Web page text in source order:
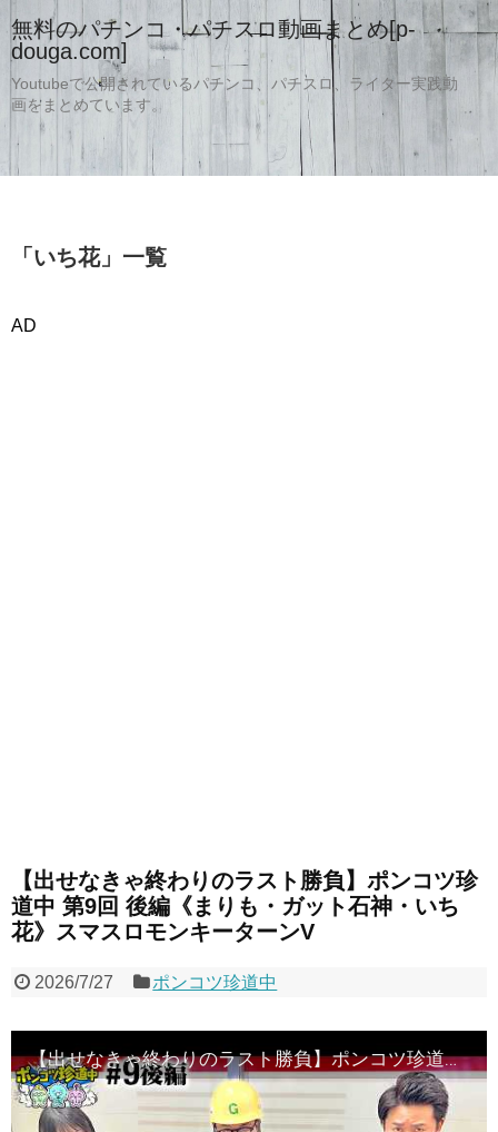
無料のパチンコ・パチスロ動画まとめ[p-
douga.com]
Youtubeで公開されているパチンコ、パチスロ、ライター実践動
画をまとめています。
「 いち花」 一覧
AD
【出せなきゃ終わりのラスト勝負】ポンコツ珍
道中 第9回 後編《まりも・ガット石神・いち
花》スマスロモンキーターンV
2026/7/27 ポンコツ珍道中
【出せなきゃ終わりのラスト勝負】ポンコツ珍道中 第9回 後編《まりも・ガット石神・いち花》スマスロモンキーターンV［パチンコ・パチスロ・スロット］